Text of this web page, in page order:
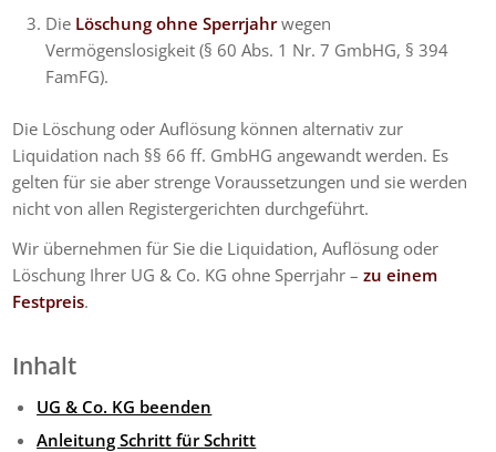
Die Löschung ohne Sperrjahrwegen
Vermögenslosigkeit (§ 60 Abs. 1 Nr. 7 GmbHG, § 394
FamFG).
Die Löschung oder Auflösung können alternativ zur
Liquidation nach §§ 66 ff. GmbHG angewandt werden. Es
gelten für sie aber strenge Voraussetzungen und sie werden
nicht von allen Registergerichten durchgeführt.
Wir übernehmen für Sie die Liquidation, Auflösung oder
Löschung Ihrer UG & Co. KG ohne Sperrjahr –zu einem
Festpreis.
Inhalt
UG & Co. KG beenden
Anleitung Schritt für Schritt